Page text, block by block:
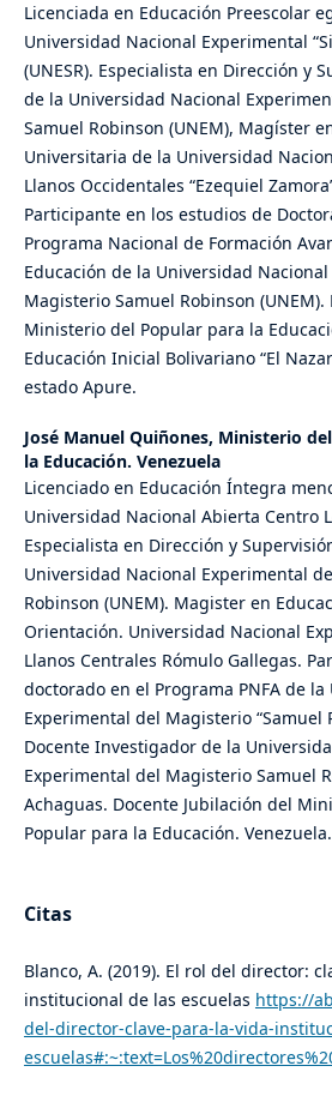
Licenciada en Educación Preescolar
Universidad Nacional Experimental
(UNESR). Especialista en Dirección y
de la Universidad Nacional
Samuel Robinson (UNEM), Magíster
Universitaria de la Universidad
Llanos Occidentales “Ezequiel
Participante en los estudios de
Programa Nacional de Formación
Educación de la Universidad
Magisterio Samuel Robinson
Ministerio del Popular para la
Educación Inicial Bolivariano “El
estado Apure.
José Manuel Quiñones, Ministerio
la Educación. Venezuela
Licenciado en Educación Íntegra
Universidad Nacional Abierta Centro
Especialista en Dirección y
Universidad Nacional Experimental
Robinson (UNEM). Magister en
Orientación. Universidad Nacional
Llanos Centrales Rómulo Gallegas.
doctorado en el Programa PNFA de
Experimental del Magisterio “Samuel
Docente Investigador de la
Experimental del Magisterio Samuel
Achaguas. Docente Jubilación del
Popular para la Educación. Venezuela.
Citas
Blanco, A. (2019). El rol del director:
institucional de las escuelas https://
del-director-clave-para-la-vida-